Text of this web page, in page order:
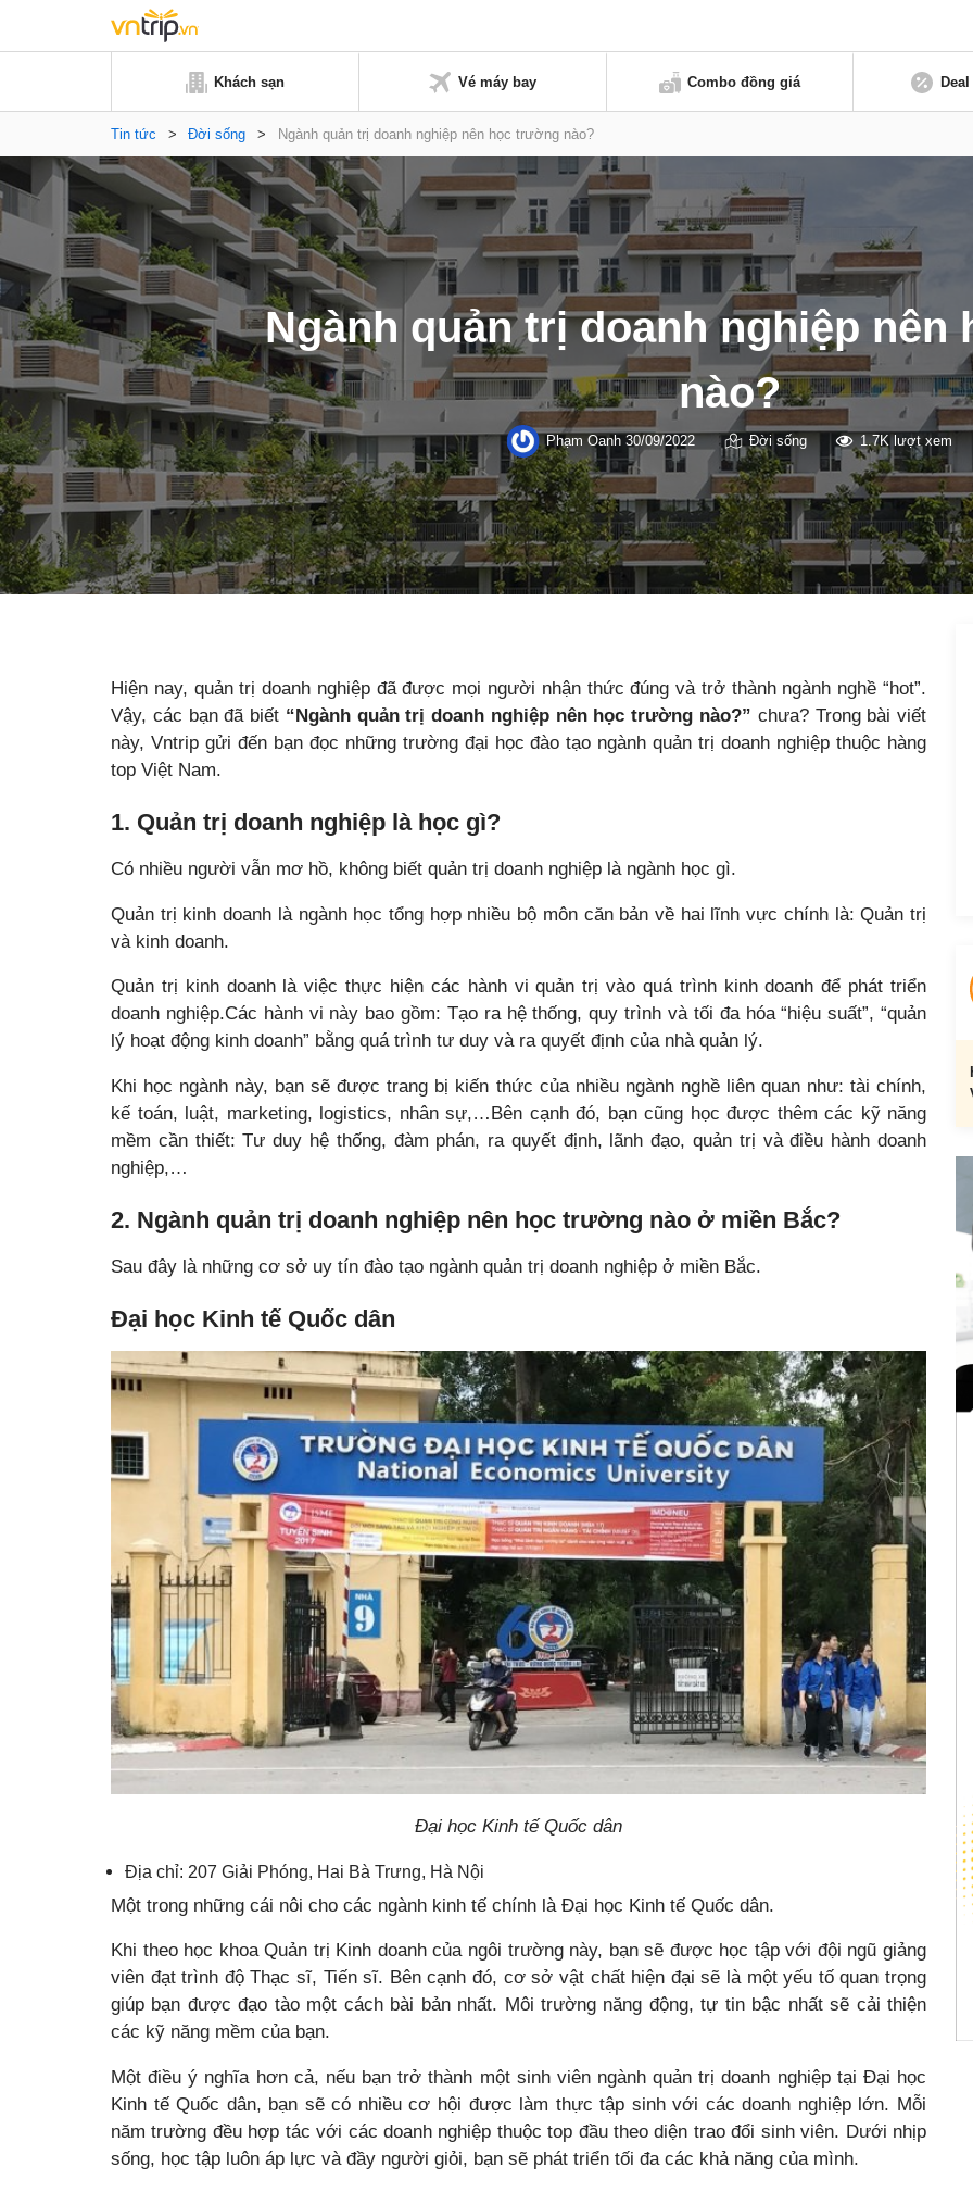
Khách sạn Vé máy bay Combo đồng giá
Tin tức > Đời sống > Ngành quản trị doanh nghiệp nên học trường nào?
Ngành quản trị doanh nghiệp
nào?
Phạm Oanh 30/09/2022 Đời sống 1.7K lượt xem
Hiện nay, quản trị doanh nghiệp đã được mọi người nhận thức đúng và trở thành ngành nghề “hot”.
Vậy, các bạn đã biết “Ngành quản trị doanh nghiệp nên học trường nào?” chưa? Trong bài viết
này, Vntrip gửi đến bạn đọc những trường đại học đào tạo ngành quản trị doanh nghiệp thuộc hàng
top Việt Nam.
1. Quản trị doanh nghiệp là học gì?
Có nhiều người vẫn mơ hồ, không biết quản trị doanh nghiệp là ngành học gì.
Quản trị kinh doanh là ngành học tổng hợp nhiều bộ môn căn bản về hai lĩnh vực chính là: Quản trị
và kinh doanh.
Quản trị kinh doanh là việc thực hiện các hành vi quản trị vào quá trình kinh doanh để phát triển
doanh nghiệp.Các hành vi này bao gồm: Tạo ra hệ thống, quy trình và tối đa hóa “hiệu suất”, “quản
lý hoạt động kinh doanh” bằng quá trình tư duy và ra quyết định của nhà quản lý.
Khi học ngành này, bạn sẽ được trang bị kiến thức của nhiều ngành nghề liên quan như: tài chính,
kế toán, luật, marketing, logistics, nhân sự,…Bên cạnh đó, bạn cũng học được thêm các kỹ năng
mềm cần thiết: Tư duy hệ thống, đàm phán, ra quyết định, lãnh đạo, quản trị và điều hành doanh
nghiệp,…
2. Ngành quản trị doanh nghiệp nên học trường nào ở miền Bắc?
Sau đây là những cơ sở uy tín đào tạo ngành quản trị doanh nghiệp ở miền Bắc.
Đại học Kinh tế Quốc dân
Đại học Kinh tế Quốc dân
Địa chỉ: 207 Giải Phóng, Hai Bà Trưng, Hà Nội
Một trong những cái nôi cho các ngành kinh tế chính là Đại học Kinh tế Quốc dân.
Khi theo học khoa Quản trị Kinh doanh của ngôi trường này, bạn sẽ được học tập với đội ngũ giảng
viên đạt trình độ Thạc sĩ, Tiến sĩ. Bên cạnh đó, cơ sở vật chất hiện đại sẽ là một yếu tố quan trọng
giúp bạn được đạo tào một cách bài bản nhất. Môi trường năng động, tự tin bậc nhất sẽ cải thiện
các kỹ năng mềm của bạn.
Một điều ý nghĩa hơn cả, nếu bạn trở thành một sinh viên ngành quản trị doanh nghiệp tại Đại học
Kinh tế Quốc dân, bạn sẽ có nhiều cơ hội được làm thực tập sinh với các doanh nghiệp lớn. Mỗi
năm trường đều hợp tác với các doanh nghiệp thuộc top đầu theo diện trao đổi sinh viên. Dưới nhịp
sống, học tập luôn áp lực và đầy người giỏi, bạn sẽ phát triển tối đa các khả năng của mình.